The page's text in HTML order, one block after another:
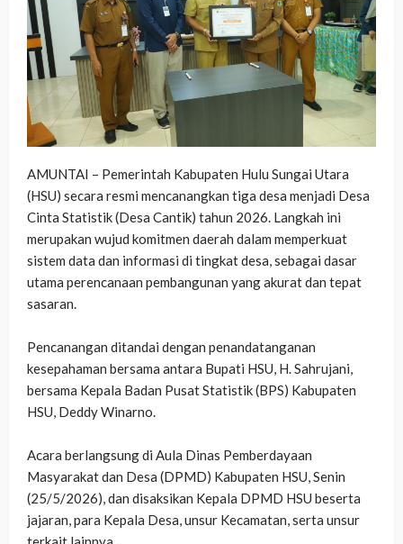
AMUNTAI – Pemerintah Kabupaten Hulu Sungai Utara
(HSU) secara resmi mencanangkan tiga desa menjadi Desa
Cinta Statistik (Desa Cantik) tahun 2026. Langkah ini
merupakan wujud komitmen daerah dalam memperkuat
sistem data dan informasi di tingkat desa, sebagai dasar
utama perencanaan pembangunan yang akurat dan tepat
sasaran.
‎Pencanangan ditandai dengan penandatanganan
kesepahaman bersama antara Bupati HSU, H. Sahrujani,
bersama Kepala Badan Pusat Statistik (BPS) Kabupaten
HSU, Deddy Winarno.
‎Acara berlangsung di Aula Dinas Pemberdayaan
Masyarakat dan Desa (DPMD) Kabupaten HSU, Senin
(25/5/2026), dan disaksikan Kepala DPMD HSU beserta
jajaran, para Kepala Desa, unsur Kecamatan, serta unsur